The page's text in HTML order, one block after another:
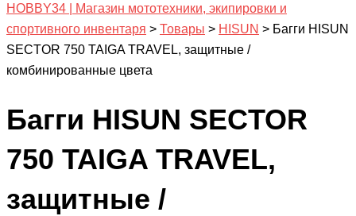
HOBBY34 | Магазин мототехники, экипировки и
спортивного инвентаря > Товары > HISUN > Багги HISUN
SECTOR 750 TAIGA TRAVEL, защитные /
комбинированные цвета
Багги HISUN SECTOR
750 TAIGA TRAVEL,
защитные /